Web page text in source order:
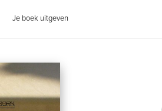
Je boek uitgeven